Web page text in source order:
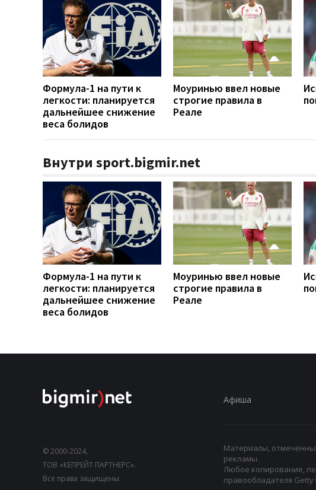
Формула-1 на пути к
легкости: планируется
дальнейшее снижение
веса болидов
Моуринью ввел новые
строгие правила в
Реале
Внутри sport.bigmir.net
Формула-1 на пути к
легкости: планируется
дальнейшее снижение
веса болидов
Моуринью ввел новые
строгие правила в
Реале
© 2000-2024,
ТОВ «КЕПРЕЙТ ПАРТНЕРС».
Все права защищены.
Афиша
Материалы,
рекламы.
Любое копирование,
правообладателя